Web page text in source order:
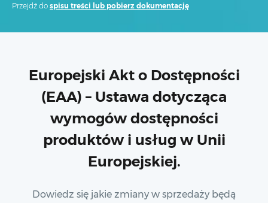
Przejdź do spisu treści lub pobierz dokumentację
Europejski Akt o Dostępności
(EAA) – Ustawa dotycząca
wymogów dostępności
produktów i usług w Unii
Europejskiej.
Dowiedz się jakie zmiany w sprzedaży będą